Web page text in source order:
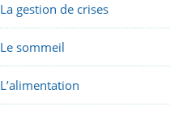
La gestion de crises
Le sommeil
L’alimentation